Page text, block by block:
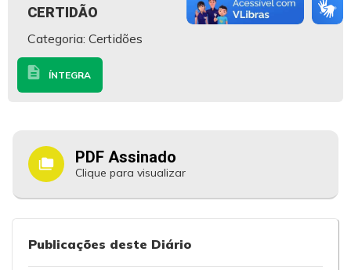
CERTIDÃO
Categoria: Certidões
description ÍNTEGRA
folder_copy PDF Assinado
Clique para visualizar
Publicações deste Diário